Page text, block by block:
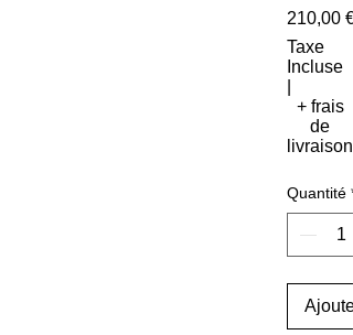
210,00 €
Taxe
Incluse
+ frais
de
livraison
Quantité *